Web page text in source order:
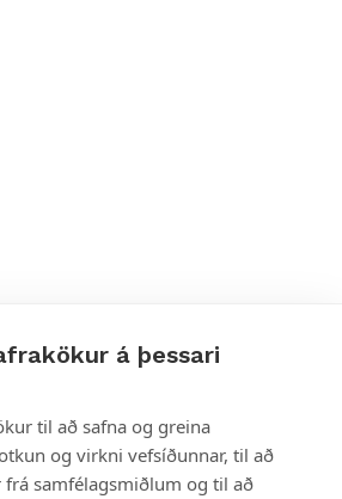
á þessari
til að safna og greina
og virkni vefsíðunnar, til að
frá samfélagsmiðlum og til að